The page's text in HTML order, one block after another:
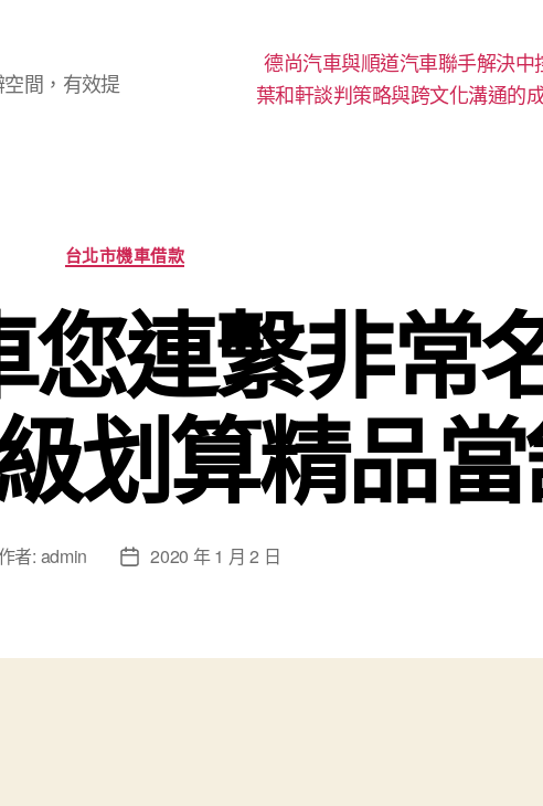
間，有效提
德尚汽車與順道汽車聯手解決
葉和軒談判策略與跨文化溝通的
分
類
台北市機車借款
您連繫非常
划算精品
者: admin
文
日
2020 年 1 月 2 日